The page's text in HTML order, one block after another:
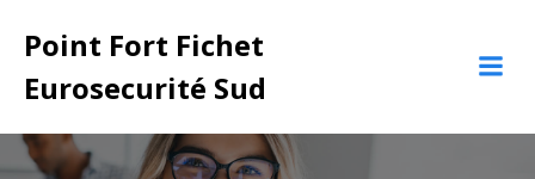
Point Fort Fichet
Eurosecurité Sud